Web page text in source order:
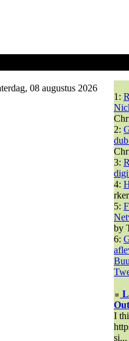
08 augustus 2026
1:
2:
3:
4:
5:
by
6:
I
si...